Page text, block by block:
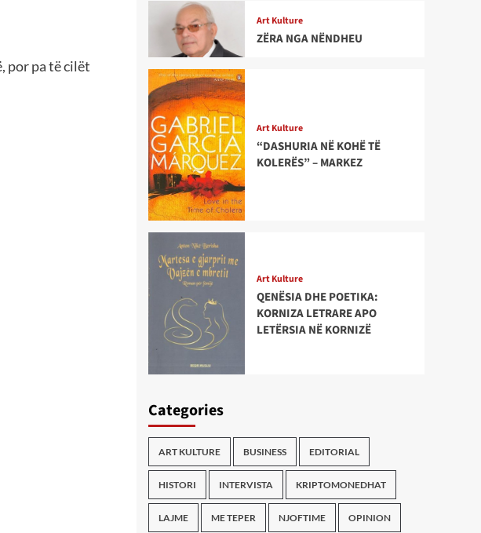
por pa të cilët
Art Kulture
ZËRA NGA NËNDHEU
Art Kulture
“DASHURIA NË KOHË TË
KOLERËS” – MARKEZ
Art Kulture
QENËSIA DHE POETIKA:
KORNIZA LETRARE APO
LETËRSIA NË KORNIZË
Categories
ART KULTURE BUSINESS EDITORIAL
HISTORI INTERVISTA KRIPTOMONEDHAT
LAJME ME TEPER NJOFTIME OPINION